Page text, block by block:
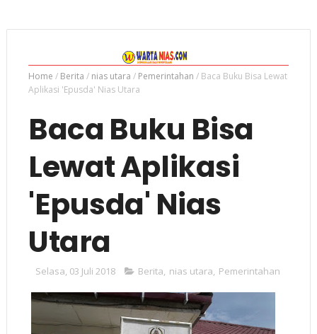
Home / Berita / nias utara / Pemerintahan / Baca Buku Bisa Lewat
Aplikasi 'Epusda' Nias Utara
Baca Buku Bisa
Lewat Aplikasi
'Epusda' Nias
Utara
Selasa, 03 Juli 2018 Berita, nias utara, Pemerintahan